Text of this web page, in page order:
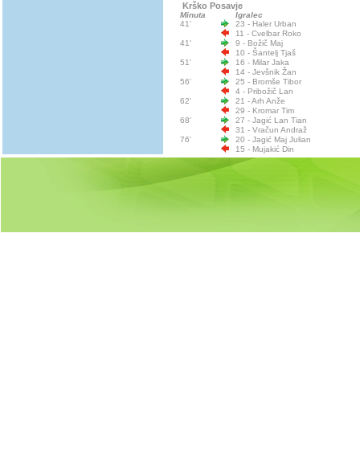
Krško Posavje
Minuta
Igralec
41'
23 - Haler Urban
11 - Cvelbar Roko
41'
9 - Božič Maj
10 - Šantelj Tjaš
51'
16 - Milar Jaka
14 - Jevšnik Žan
56'
25 - Bromše Tibor
4 - Pribožič Lan
62'
21 - Arh Anže
29 - Kromar Tim
68'
27 - Jagić Lan Tian
31 - Vračun Andraž
76'
20 - Jagić Maj Julian
15 - Mujakić Din